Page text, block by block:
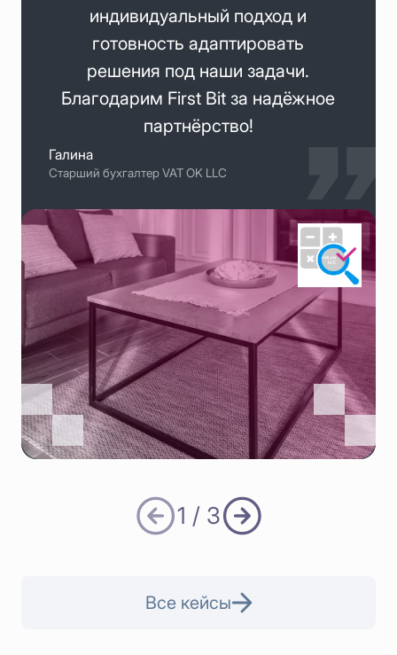
индивидуальный подход и
готовность адаптировать
решения под наши задачи.
Благодарим First Bit за надёжное
партнёрство!
Галина
Старший бухгалтер VAT OK LLC
1 / 3
Все кейсы